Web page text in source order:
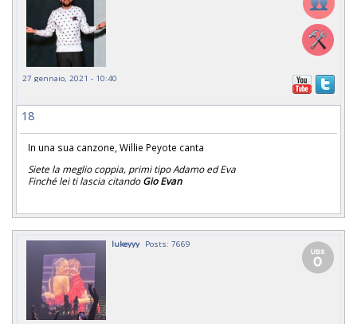
27 gennaio, 2021 - 10:40
18
In una sua canzone, Willie Peyote canta
Siete la meglio coppia, primi tipo Adamo ed Eva
Finché lei ti lascia citandoGio Evan
lukeyyy Posts: 7669